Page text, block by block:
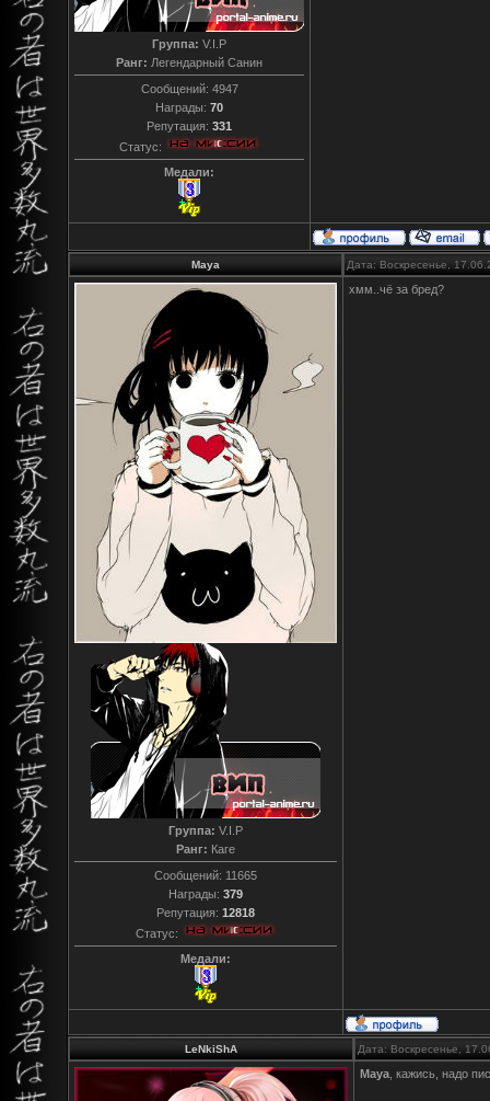
Группа: V.I.P
Ранг: Легендарный Санин
Сообщений: 4947
Награды: 70
Репутация: 331
Статус:
Медали:
Maya Дата: Воскресенье,
Группа: V.I.P
Ранг: Каге
Сообщений: 11665
Награды: 379
Репутация: 12818
Статус:
Медали:
хмм..чё за бред?
LeNkiShA Дата: Воскресенье,
Maya , кажись, надо